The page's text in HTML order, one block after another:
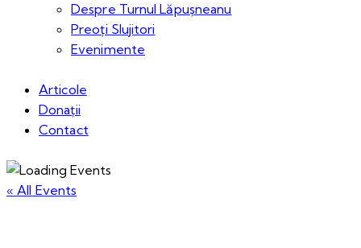
Despre Turnul Lăpușneanu
Preoți Slujitori
Evenimente
Articole
Donații
Contact
« All Events